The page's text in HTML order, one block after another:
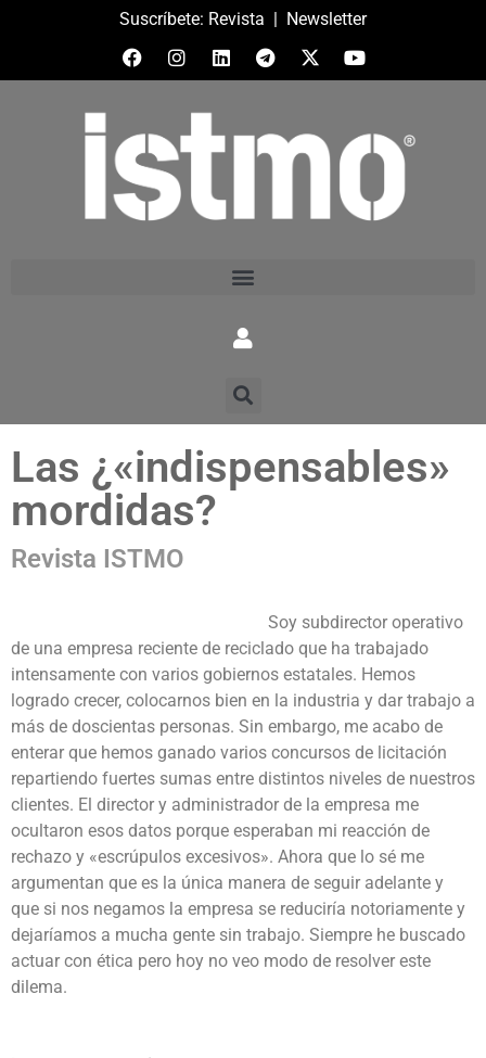
Suscríbete: Revista | Newsletter
Las ¿«indispensables»
mordidas?
Revista ISTMO
Soy subdirector operativo
de una empresa reciente de reciclado que ha trabajado
intensamente con varios gobiernos estatales. Hemos
logrado crecer, colocarnos bien en la industria y dar trabajo a
más de doscientas personas. Sin embargo, me acabo de
enterar que hemos ganado varios concursos de licitación
repartiendo fuertes sumas entre distintos niveles de nuestros
clientes. El director y administrador de la empresa me
ocultaron esos datos porque esperaban mi reacción de
rechazo y «escrúpulos excesivos». Ahora que lo sé me
argumentan que es la única manera de seguir adelante y
que si nos negamos la empresa se reduciría notoriamente y
dejaríamos a mucha gente sin trabajo. Siempre he buscado
actuar con ética pero hoy no veo modo de resolver este
dilema.